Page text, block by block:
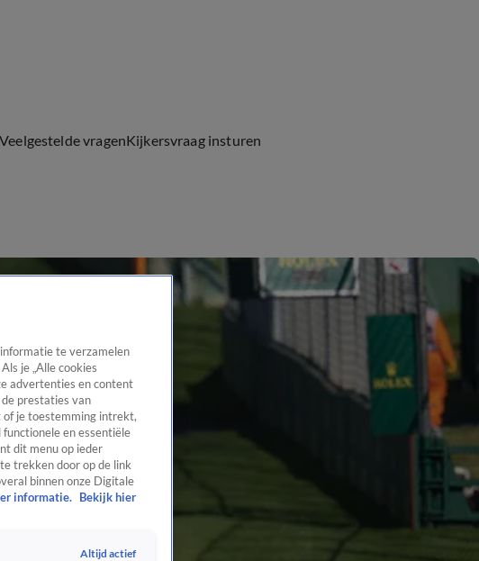
Veelgestelde vragenKijkersvraag insturen
te verzamelen
je „Alle cookies
advertenties en content
prestaties van
of je toestemming intrekt,
en essentiële
dit menu op ieder
trekken door op de link
binnen onze Digitale
informatie.
Bekijk hier
Altijd actief